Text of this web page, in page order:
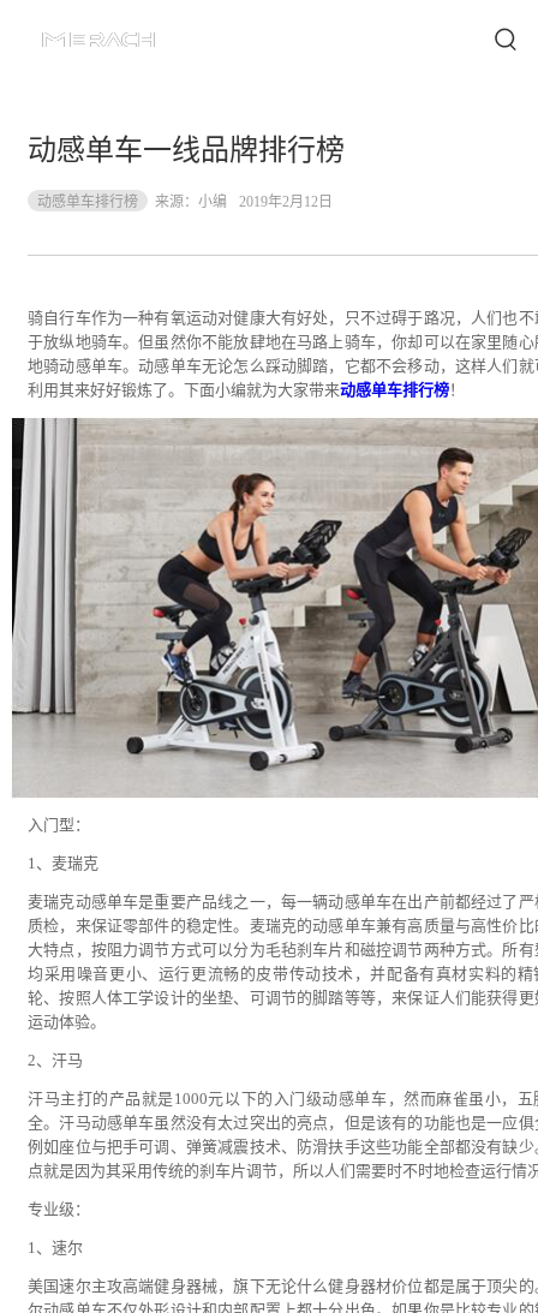
动感单车一线品牌排行榜
动感单车排行榜 来源： 小编 2019年2月12日
骑自行车作为一种有氧运动对健康大有好处，只不过碍于路况，人们也不
于放纵地骑车。但虽然你不能放肆地在马路上骑车，你却可以在家里随心
地骑动感单车。动感单车无论怎么踩动脚踏，它都不会移动，这样人们就
利用其来好好锻炼了。下面小编就为大家带来动感单车排行榜！
入门型：
1、麦瑞克
麦瑞克动感单车是重要产品线之一，每一辆动感单车在出产前都经过了严
质检，来保证零部件的稳定性。麦瑞克的动感单车兼有高质量与高性价比
大特点，按阻力调节方式可以分为毛毡刹车片和磁控调节两种方式。所有
均采用噪音更小、运行更流畅的皮带传动技术，并配备有真材实料的精
轮、按照人体工学设计的坐垫、可调节的脚踏等等，来保证人们能获得更
运动体验。
2、汗马
汗马主打的产品就是1000元以下的入门级动感单车，然而麻雀虽小，五
全。汗马动感单车虽然没有太过突出的亮点，但是该有的功能也是一应俱
例如座位与把手可调、弹簧减震技术、防滑扶手这些功能全部都没有缺少
点就是因为其采用传统的刹车片调节，所以人们需要时不时地检查运行情
专业级：
1、速尔
美国速尔主攻高端健身器械，旗下无论什么健身器材价位都是属于顶尖的